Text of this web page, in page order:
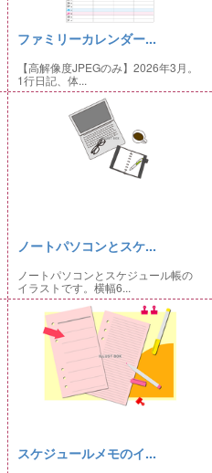
ファミリーカレンダー...
【高解像度JPEGのみ】2026年3月。
1行日記、体...
ノートパソコンとスケ...
ノートパソコンとスケジュール帳の
イラストです。横幅6...
スケジュールメモのイ...